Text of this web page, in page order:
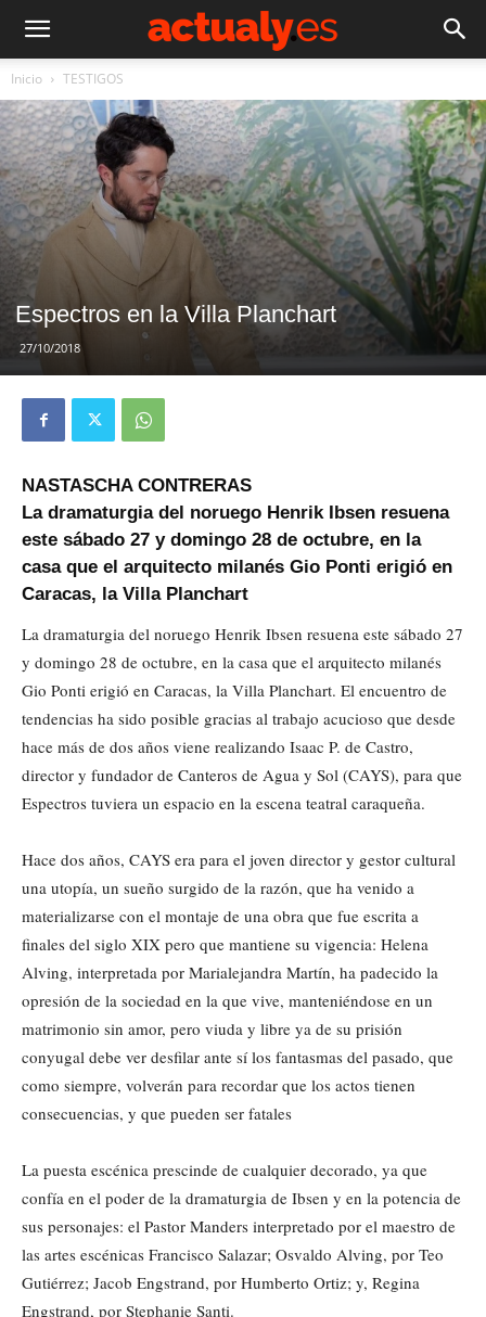
Inicio TESTIGOS
Espectros en la Villa Planchart
27/10/2018
NASTASCHA CONTRERAS
La dramaturgia del noruego Henrik Ibsen resuena
este sábado 27 y domingo 28 de octubre, en la
casa que el arquitecto milanés Gio Ponti erigió en
Caracas, la Villa Planchart
La dramaturgia del noruego Henrik Ibsen resuena este sábado 27
y domingo 28 de octubre, en la casa que el arquitecto milanés
Gio Ponti erigió en Caracas, la Villa Planchart. El encuentro de
tendencias ha sido posible gracias al trabajo acucioso que desde
hace más de dos años viene realizando Isaac P. de Castro,
director y fundador de Canteros de Agua y Sol (CAYS), para que
Espectros tuviera un espacio en la escena teatral caraqueña.
Hace dos años, CAYS era para el joven director y gestor cultural
una utopía, un sueño surgido de la razón, que ha venido a
materializarse con el montaje de una obra que fue escrita a
finales del siglo XIX pero que mantiene su vigencia: Helena
Alving, interpretada por Marialejandra Martín, ha padecido la
opresión de la sociedad en la que vive, manteniéndose en un
matrimonio sin amor, pero viuda y libre ya de su prisión
conyugal debe ver desfilar ante sí los fantasmas del pasado, que
como siempre, volverán para recordar que los actos tienen
consecuencias, y que pueden ser fatales
La puesta escénica prescinde de cualquier decorado, ya que
confía en el poder de la dramaturgia de Ibsen y en la potencia de
sus personajes: el Pastor Manders interpretado por el maestro de
las artes escénicas Francisco Salazar; Osvaldo Alving, por Teo
Gutiérrez; Jacob Engstrand, por Humberto Ortiz; y, Regina
Engstrand, por Stephanie Santi.